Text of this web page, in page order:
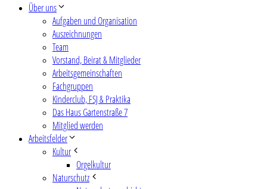
Über uns
Aufgaben und Organisation
Auszeichnungen
Team
Vorstand, Beirat & Mitglieder
Arbeitsgemeinschaften
Fachgruppen
Kinderclub, FSJ & Praktika
Das Haus Gartenstraße 7
Mitglied werden
Arbeitsfelder
Kultur
Orgelkultur
Naturschutz